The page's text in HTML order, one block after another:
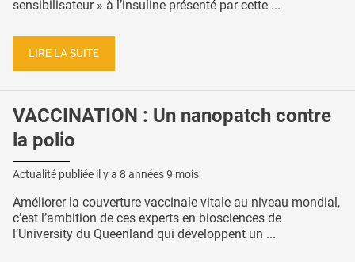
sensibilisateur » à l’insuline présenté par cette ...
LIRE LA SUITE
VACCINATION : Un nanopatch contre
la polio
Actualité publiée il y a 8 années 9 mois
Améliorer la couverture vaccinale vitale au niveau mondial,
c’est l’ambition de ces experts en biosciences de
l’University du Queenland qui développent un ...